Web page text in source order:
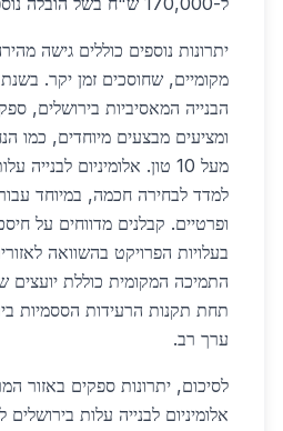
יתרונות נוספים כוללים גישה
הבנייה המאסיביות בירושלים,
מעל 10 טון. אלומיניום
למדד לבחירה חכמה, במיוחד
בעלויות הפרויקט בהשוואה
התמיכה המקומית כוללת יועצים
תחת תקנות הרעידות הססמיות
ערך רב.
לסיכום, יתרונות ספקים באזור
אלומיניום לבנייה עלות